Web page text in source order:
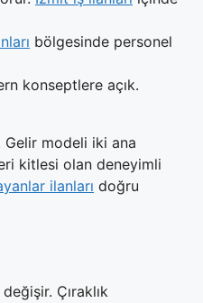
bölgesinde personel
konseptlere açık.
Gelir modeli iki ana
kitlesi olan deneyimli
ilanları doğru
Çıraklık